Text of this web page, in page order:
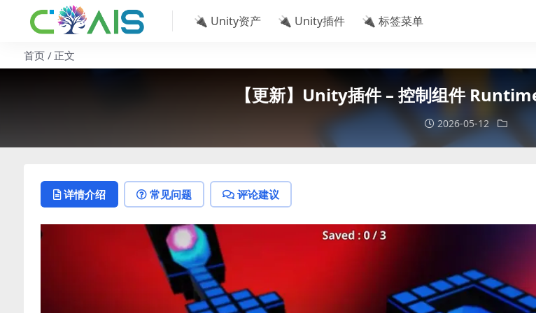
🔌 Unity资产 🔌 Unity插件 🔌 标签菜单
首页 正文
【更新】Unity插件 – 控制组件
2026-05-12
详情介绍 常见问题 评论建议